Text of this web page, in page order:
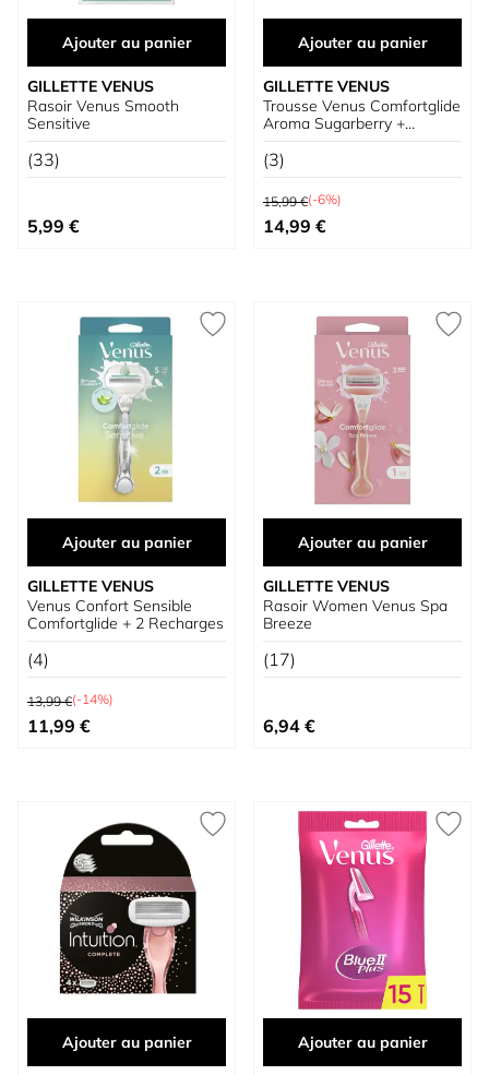
Ajouter au panier
GILLETTE VENUS
Rasoir Venus Smooth
Sensitive
(33)
5,99 €
Ajouter au panier
GILLETTE VENUS
Trousse Venus Comfortglide
Aroma Sugarberry +
Recharges + Support
(3)
Prix normal
15,99 €(-6%)
Prix spécial
14,99 €
Ajouter au panier
GILLETTE VENUS
Venus Confort Sensible
Comfortglide + 2 Recharges
(4)
Prix normal
13,99 €(-14%)
Prix spécial
11,99 €
Ajouter au panier
GILLETTE VENUS
Rasoir Women Venus Spa
Breeze
(17)
6,94 €
Ajouter au panier Ajouter au panier